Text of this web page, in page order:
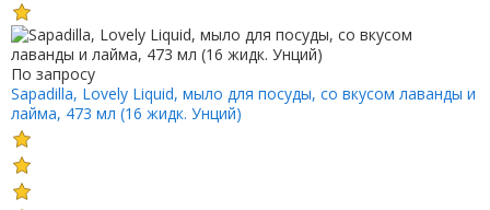
По запросу
Sapadilla, Lovely Liquid, мыло для посуды, со вкусом лаванды и
лайма, 473 мл (16 жидк. Унций)